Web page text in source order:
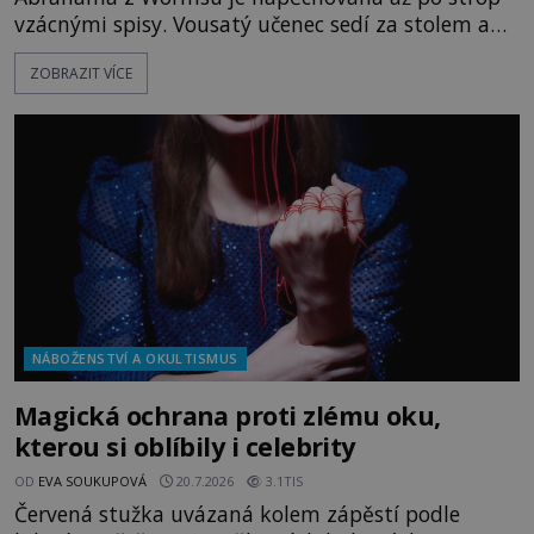
vzácnými spisy. Vousatý učenec sedí za stolem a
před sebou má rozložený jeden z nejzáhadnějších
magických textů. Jde o Abramelinův grimoár, který
kouzla, jak si někteří myslí, nebo jde o pouhou
pověru? Už šest měsíců pobývá
ZOBRAZIT VÍCE
NÁBOŽENSTVÍ A OKULTISMUS
Magická ochrana proti zlému oku,
kterou si oblíbily i celebrity
OD EVA SOUKUPOVÁ 20.7.2026 3.1TIS
Červená stužka uvázaná kolem zápěstí podle